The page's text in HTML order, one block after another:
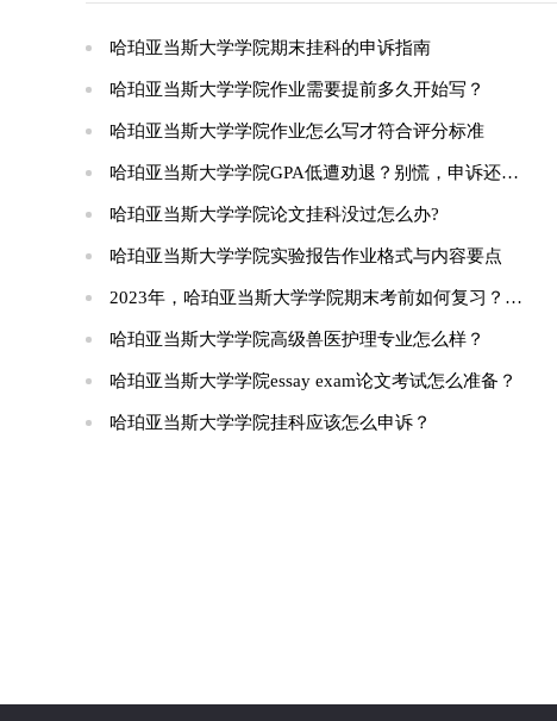
哈珀亚当斯大学学院期末挂科的申诉指南
哈珀亚当斯大学学院作业需要提前多久开始写？
哈珀亚当斯大学学院作业怎么写才符合评分标准
哈珀亚当斯大学学院GPA低遭劝退？别慌，申诉还有希望！
哈珀亚当斯大学学院论文挂科没过怎么办?
哈珀亚当斯大学学院实验报告作业格式与内容要点
2023年，哈珀亚当斯大学学院期末考前如何复习？这些高效技巧助你一臂之力！
哈珀亚当斯大学学院高级兽医护理专业怎么样？
哈珀亚当斯大学学院essay exam论文考试怎么准备？
哈珀亚当斯大学学院挂科应该怎么申诉？